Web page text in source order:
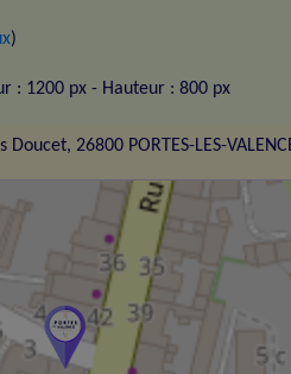
)
: 1200 px - Hauteur : 800 px
Doucet, 26800 PORTES-LES-